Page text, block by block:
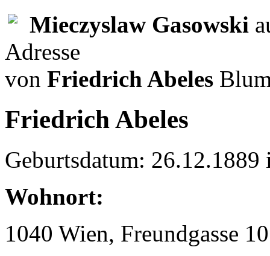
Mieczyslaw Gasowski
Adresse
von Friedrich Abeles
Friedrich Abeles
Geburtsdatum:
Wohnort:
1040 Wien, Freundgasse